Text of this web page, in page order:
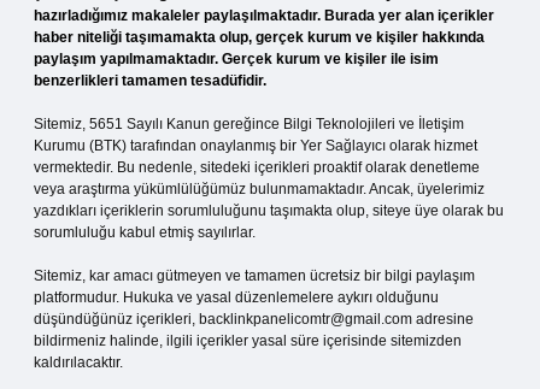
hazırladığımız makaleler paylaşılmaktadır. Burada yer alan içerikler
haber niteliği taşımamakta olup, gerçek kurum ve kişiler hakkında
paylaşım yapılmamaktadır. Gerçek kurum ve kişiler ile isim
benzerlikleri tamamen tesadüfidir.
Sitemiz, 5651 Sayılı Kanun gereğince Bilgi Teknolojileri ve İletişim
Kurumu (BTK) tarafından onaylanmış bir Yer Sağlayıcı olarak hizmet
vermektedir. Bu nedenle, sitedeki içerikleri proaktif olarak denetleme
veya araştırma yükümlülüğümüz bulunmamaktadır. Ancak, üyelerimiz
yazdıkları içeriklerin sorumluluğunu taşımakta olup, siteye üye olarak bu
sorumluluğu kabul etmiş sayılırlar.
Sitemiz, kar amacı gütmeyen ve tamamen ücretsiz bir bilgi paylaşım
platformudur. Hukuka ve yasal düzenlemelere aykırı olduğunu
düşündüğünüz içerikleri, backlinkpanelicomtr@gmail.com adresine
bildirmeniz halinde, ilgili içerikler yasal süre içerisinde sitemizden
kaldırılacaktır.